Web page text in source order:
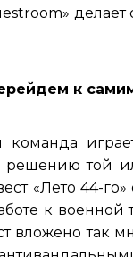
к
команда
решению той
«Лето 44-
к военной
вложено так